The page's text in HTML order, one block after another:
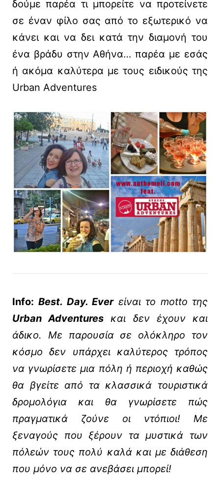
δούμε παρέα τι μπορείτε να προτείνετε
σε έναν φίλο σας από το εξωτερικό να
κάνει και να δει κατά την διαμονή του
ένα βράδυ στην Αθήνα… παρέα με εσάς
ή ακόμα καλύτερα με τους ειδικούς της
Urban Adventures
Info: Best. Day. Everείναι το motto της
Urban Adventures και δεν έχουν και
άδικο. Με παρουσία σε ολόκληρο τον
κόσμο δεν υπάρχει καλύτερος τρόπος
να γνωρίσετε μια πόλη ή περιοχή καθώς
θα βγείτε από τα κλασσικά τουριστικά
δρομολόγια και θα γνωρίσετε πώς
πραγματικά ζούνε οι ντόπιοι! Με
ξεναγούς που ξέρουν τα μυστικά των
πόλεών τους πολύ καλά και με διάθεση
που μόνο να σε ανεβάσει μπορεί!